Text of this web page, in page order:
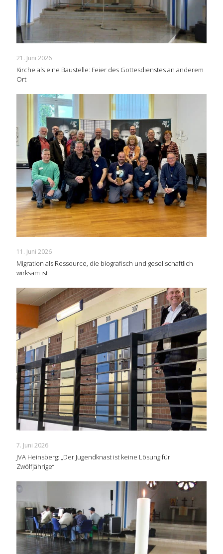
21. Juni 2026
Kirche als eine Baustelle: Feier des Gottesdienstes an anderem
Ort
11. Juni 2026
Migration als Ressource, die biografisch und gesellschaftlich
wirksam ist
7. Juni 2026
JVA Heinsberg: „Der Jugendknast ist keine Lösung für
Zwölfjährige“